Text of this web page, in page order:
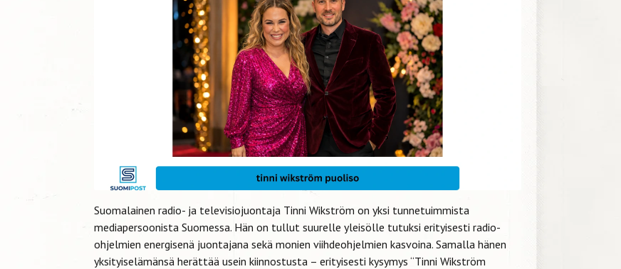
Suomalainen radio- ja televisiojuontaja Tinni Wikström on yksi tunnetuimmista
mediapersoonista Suomessa. Hän on tullut suurelle yleisölle tutuksi erityisesti radio-
ohjelmien energisenä juontajana sekä monien viihdeohjelmien kasvoina. Samalla hänen
yksityiselämänsä herättää usein kiinnostusta – erityisesti kysymys “Tinni Wikström